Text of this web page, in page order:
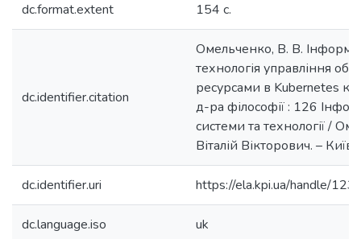
dc.format.extent 154 с.
dc.identifier.citation
Омельченко, В. В.
технологія управління
ресурсами в Kubernetes
д-ра філософії : 126
системи та технології /
Віталій Вікторович. –
dc.identifier.uri https://ela.kpi.ua/handle/
dc.language.iso uk